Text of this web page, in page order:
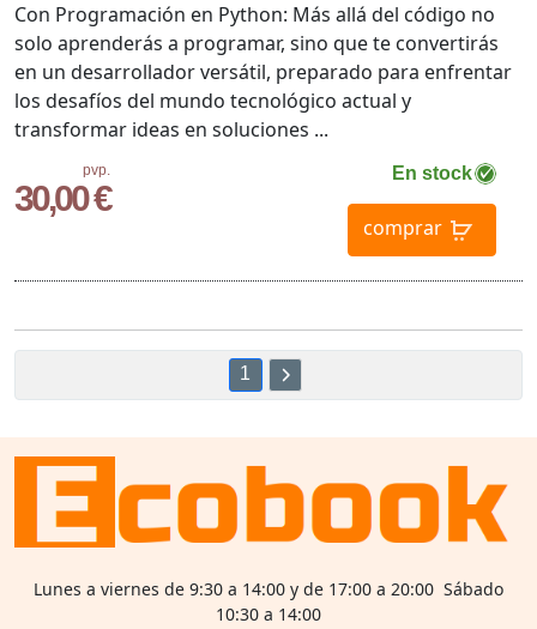
pvp.
30,00 €
En stock
comprar
Con Programación en Python: Más allá del código no
solo aprenderás a programar, sino que te convertirás
en un desarrollador versátil, preparado para enfrentar
los desafíos del mundo tecnológico actual y
transformar ideas en soluciones ...
1
Lunes a viernes de 9:30 a 14:00 y de 17:00 a 20:00 Sábado
10:30 a 14:00